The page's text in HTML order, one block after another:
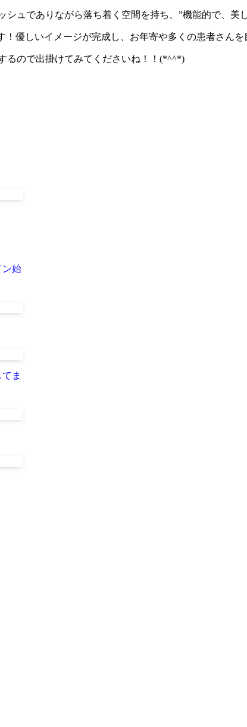
ュでありながら落ち着く空間を持ち、”機能的で、美
！優しいイメージが完成し、お年寄や多くの患者さん
るので出掛けてみてくださいね！！(*^^*)
ン始
ま